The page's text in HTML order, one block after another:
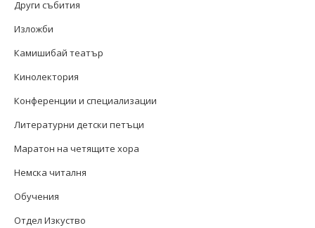
Други събития
Изложби
Камишибай театър
Кинолектория
Конференции и специализации
Литературни детски петъци
Маратон на четящите хора
Немска читалня
Обучения
Отдел Изкуство